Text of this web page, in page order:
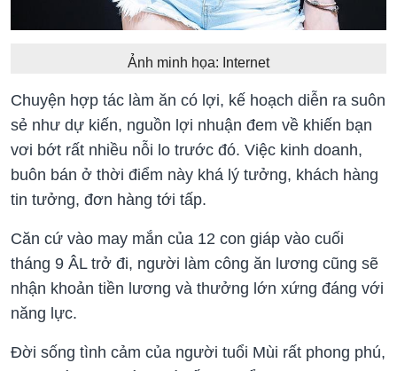
Ảnh minh họa: Internet
Chuyện hợp tác làm ăn có lợi, kế hoạch diễn ra suôn
sẻ như dự kiến, nguồn lợi nhuận đem về khiến bạn
vơi bớt rất nhiều nỗi lo trước đó. Việc kinh doanh,
buôn bán ở thời điểm này khá lý tưởng, khách hàng
tin tưởng, đơn hàng tới tấp.
Căn cứ vào may mắn của 12 con giáp vào cuối
tháng 9 ÂL trở đi, người làm công ăn lương cũng sẽ
nhận khoản tiền lương và thưởng lớn xứng đáng với
năng lực.
Đời sống tình cảm của người tuổi Mùi rất phong phú,